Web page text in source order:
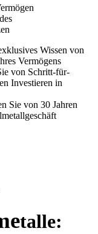
Wissen von
Vermögens
von Schritt-für-
Investieren in
Sie von 30 Jahren
talle: